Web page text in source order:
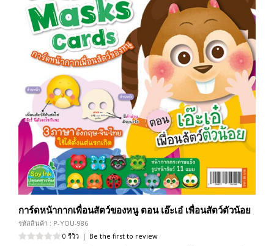
การ์ดหน้ากากเพื่อนสัตว์ของหนู ตอน เอ๊ะเอ๋ เพื่อนสัตว์ตัวน้อย
รหัสสินค้า : P-YOU-986
0 รีวิว | Be the first to review